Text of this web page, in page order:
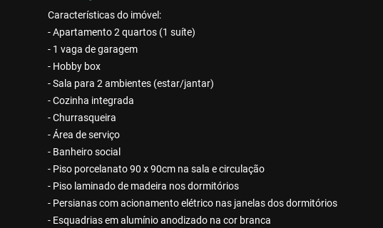
Características do imóvel:
- Apartamento 2 quartos (1 suíte)
- 1 vaga de garagem
- Hobby box
- Sala para 2 ambientes (estar/jantar)
- Cozinha integrada
- Churrasqueira
- Área de serviço
- Banheiro social
- Piso porcelanato 90 x 90cm na sala e circulação
- Piso laminado de madeira nos dormitórios
- Persianas com acionamento elétrico nas janelas dos dormitórios
- Esquadrias em alumínio anodizado na cor branca